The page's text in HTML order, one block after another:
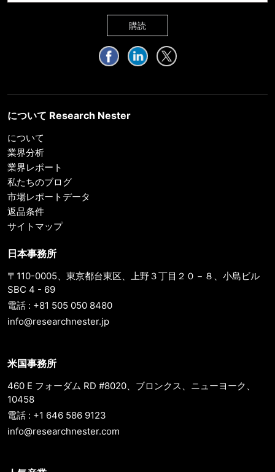
購読
について Research Nester
について
業界分析
業界レポート
私たちのブログ
市場レポートデータ
返品条件
サイトマップ
日本事務所
〒110-0005、東京都台東区、上野３丁目２０－８、小島ビル
SBC 4 - 69
電話 : +81 505 050 8480
info@researchnester.jp
米国事務所
460 E フォーダム RD #8020、ブロンクス、ニューヨーク、
10458
電話 : +1 646 586 9123
info@researchnester.com